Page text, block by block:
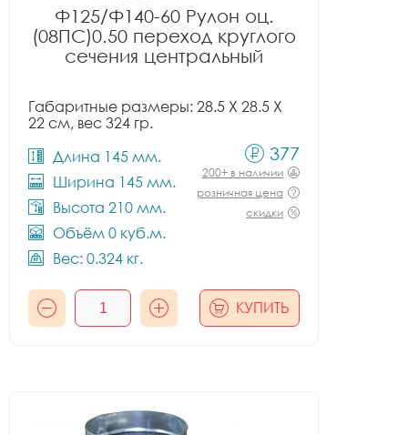
Ф125/Ф140-60 Рулон оц.
(08ПС)0.50 переход круглого
сечения центральный
Габаритные размеры: 28.5 X 28.5 X
22 см, вес 324 гр.
Длина 145 мм.
Ширина 145 мм.
Высота 210 мм.
Объём 0 куб.м.
Вес: 0.324 кг.
377
200+ в наличии
розничная цена
скидки
КУПИТЬ